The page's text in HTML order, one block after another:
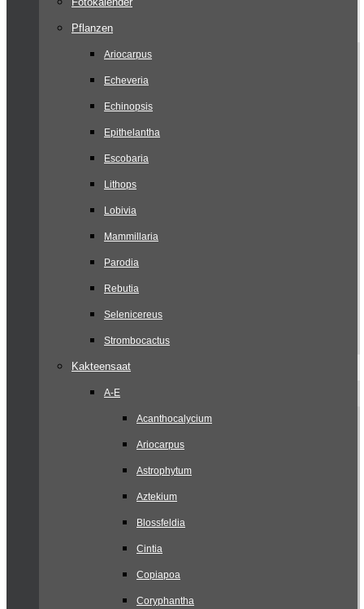
Pflanzen
Ariocarpus
Echeveria
Echinopsis
Epithelantha
Escobaria
Lithops
Lobivia
Mammillaria
Parodia
Rebutia
Selenicereus
Strombocactus
Kakteensaat
A-E
Acanthocalycium
Ariocarpus
Astrophytum
Aztekium
Blossfeldia
Cintia
Copiapoa
Coryphantha